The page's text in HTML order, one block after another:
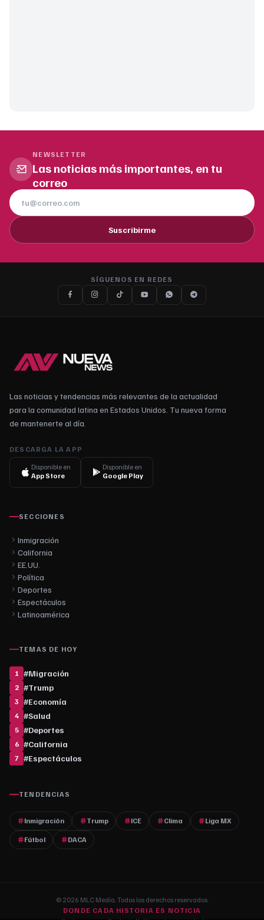
NEWSLETTER
Las noticias más importantes, en tu
correo
Suscribirme
SÍGUENOS EN REDES
Las noticias y tendencias más relevantes de la actualidad
para la comunidad latina en Estados Unidos. Tu nueva forma
de mantenerte al día.
DESCARGA LA APP
Disponible en
App Store
Disponible en
Google Play
SECCIONES
Inmigración
California
EE.UU.
Política
Deportes
Espectáculos
Latinoamérica
TEMAS DE HOY
1 #Migración
2 #Trump
3 #Economía
4 #Salud
5 #Deportes
6 #California
7 #Espectáculos
TENDENCIAS
Inmigración Trump ICE Clima Liga MX
Fútbol DACA
© 2026 MLC Media. Todos los derechos reservados.
DONDE CADA HISTORIA ES NOTICIA